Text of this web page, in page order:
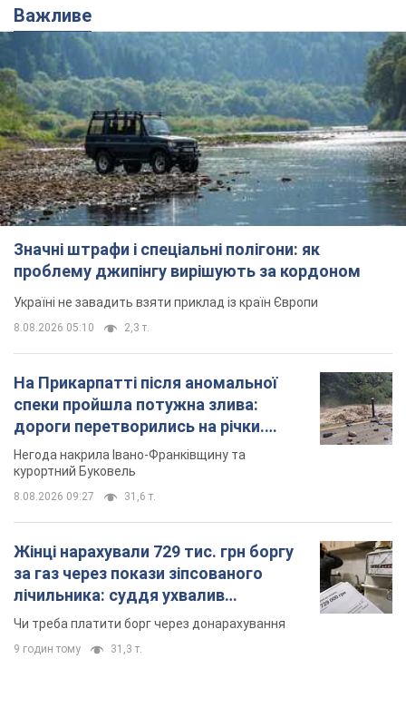
Важливе
Значні штрафи і спеціальні полігони: як
проблему джипінгу вирішують за кордоном
Україні не завадить взяти приклад із країн Європи
8.08.2026 05:10 2,3 т.
На Прикарпатті після аномальної
спеки пройшла потужна злива:
дороги перетворились на річки.
Відео
Негода накрила Івано-Франківщину та
курортний Буковель
8.08.2026 09:27 31,6 т.
Жінці нарахували 729 тис. грн боргу
за газ через покази зіпсованого
лічильника: суддя ухвалив
неочікуване рішення
Чи треба платити борг через донарахування
9 годин тому 31,3 т.